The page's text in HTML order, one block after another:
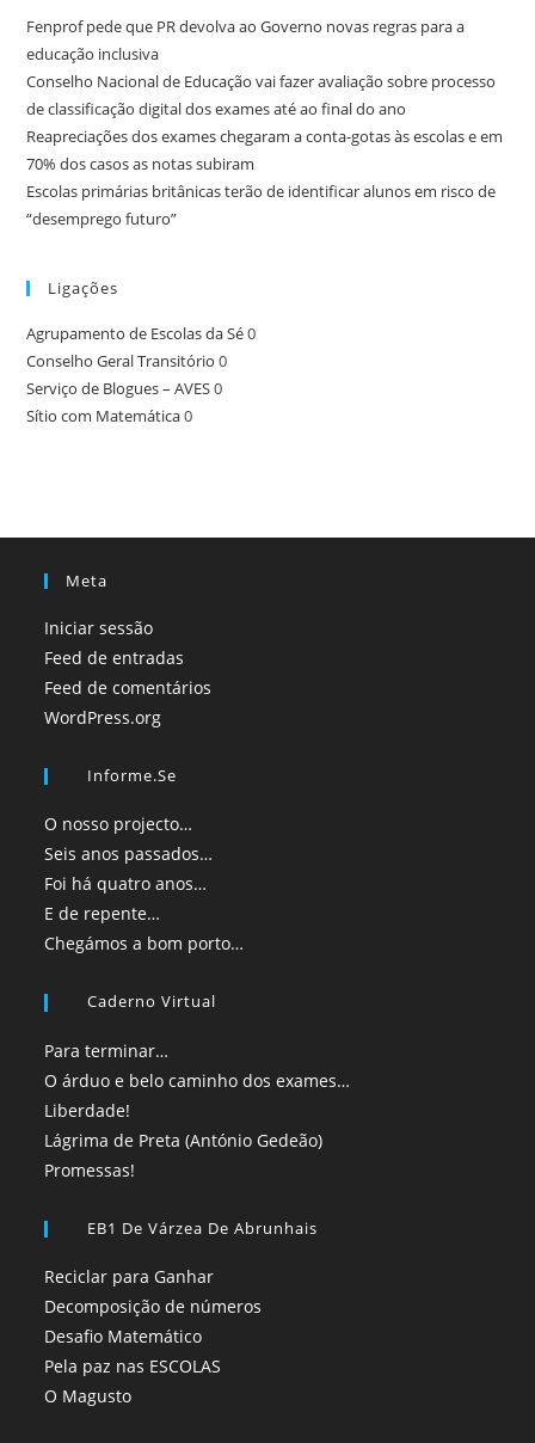
Fenprof pede que PR devolva ao Governo novas regras para a
educação inclusiva
Conselho Nacional de Educação vai fazer avaliação sobre processo
de classificação digital dos exames até ao final do ano
Reapreciações dos exames chegaram a conta-gotas às escolas e em
70% dos casos as notas subiram
Escolas primárias britânicas terão de identificar alunos em risco de
“desemprego futuro”
Ligações
Agrupamento de Escolas da Sé0
Conselho Geral Transitório 0
Serviço de Blogues – AVES0
Sítio com Matemática0
Meta
Iniciar sessão
Feed de entradas
Feed de comentários
WordPress.org
Informe.se
O nosso projecto…
Seis anos passados…
Foi há quatro anos…
E de repente…
Chegámos a bom porto…
Caderno Virtual
Para terminar…
O árduo e belo caminho dos exames…
Liberdade!
Lágrima de Preta (António Gedeão)
Promessas!
EB1 De Várzea De Abrunhais
Reciclar para Ganhar
Decomposição de números
Desafio Matemático
Pela paz nas ESCOLAS
O Magusto